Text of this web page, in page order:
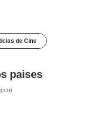
de Cine
paises